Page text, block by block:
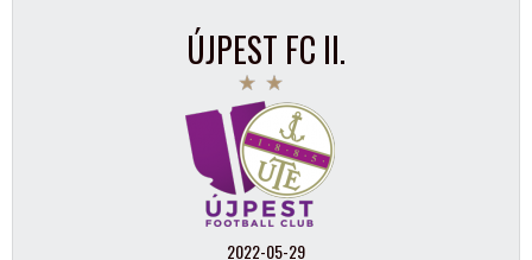
ÚJPEST FC II.
2022-05-29